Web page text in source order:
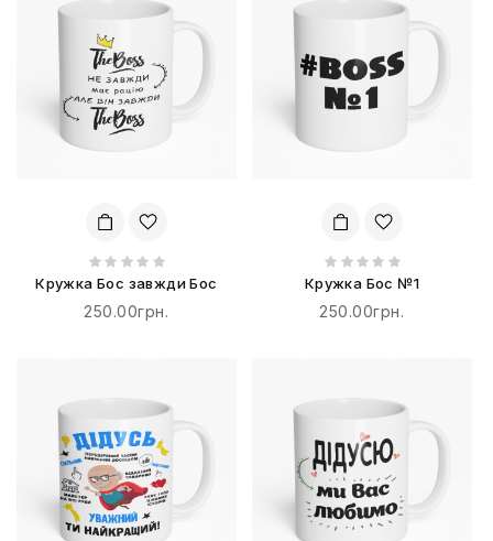
Кружка Бос завжди Бос
250.00грн.
Кружка Бос №1
250.00грн.